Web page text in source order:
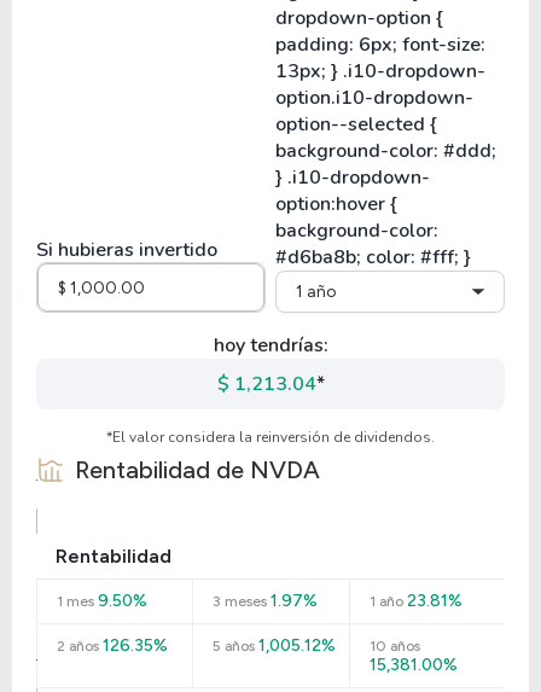
Si hubieras invertido
1 año
hoy tendrías:
$ 1,213.04*
*El valor considera la reinversión de dividendos.
Rentabilidad de NVDA
Rentabilidad
1 mes 9.50% 3 meses 1.97% 1 año23.81%
2 años 126.35% 5 años 1,005.12% 10 años
15,381.00%